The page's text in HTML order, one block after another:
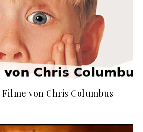
von Chris Columbus